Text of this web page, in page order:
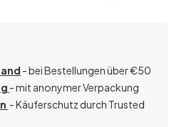
- bei Bestellungen über€50
- mit anonymer Verpackung
- Käuferschutz durch Trusted